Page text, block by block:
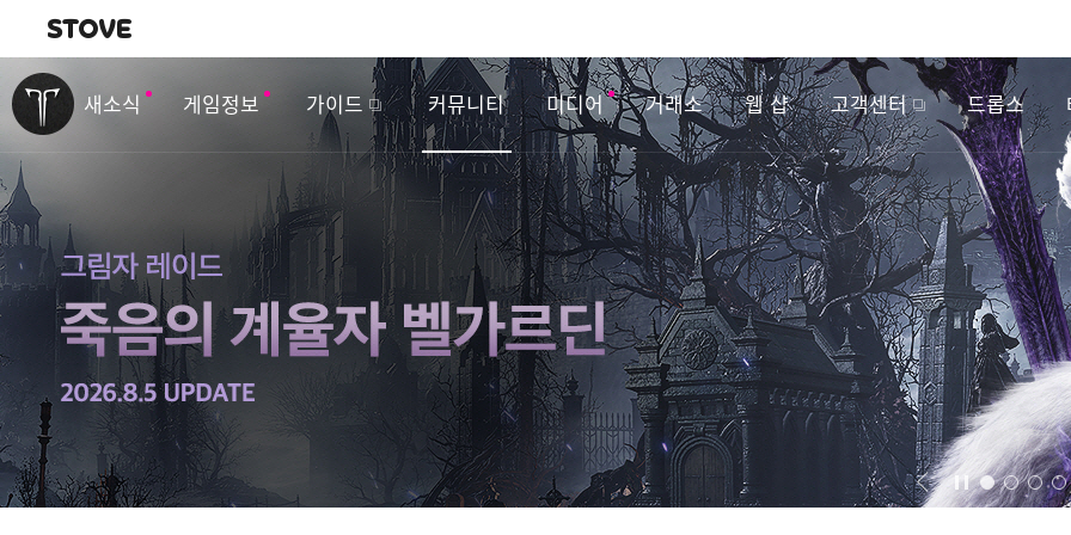
내비게이션
새소식 게임정보 가이드 커뮤니티 미디어 거래소 웹 샵 고객센터 드롭스
벤
트
&
업
데
이
트